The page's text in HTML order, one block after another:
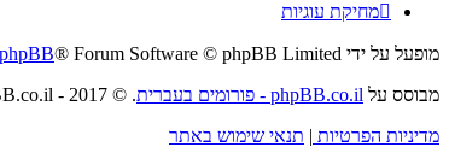
מחיקת עוגיות
מופעל על ידי phpBB® Forum Software © phpBB Limited
מבוסס על phpBB.co.il - פורומים בעברית
. © 2017 - phpBB.co.il.
מדיניות הפרטיות | תנאי שימוש באתר